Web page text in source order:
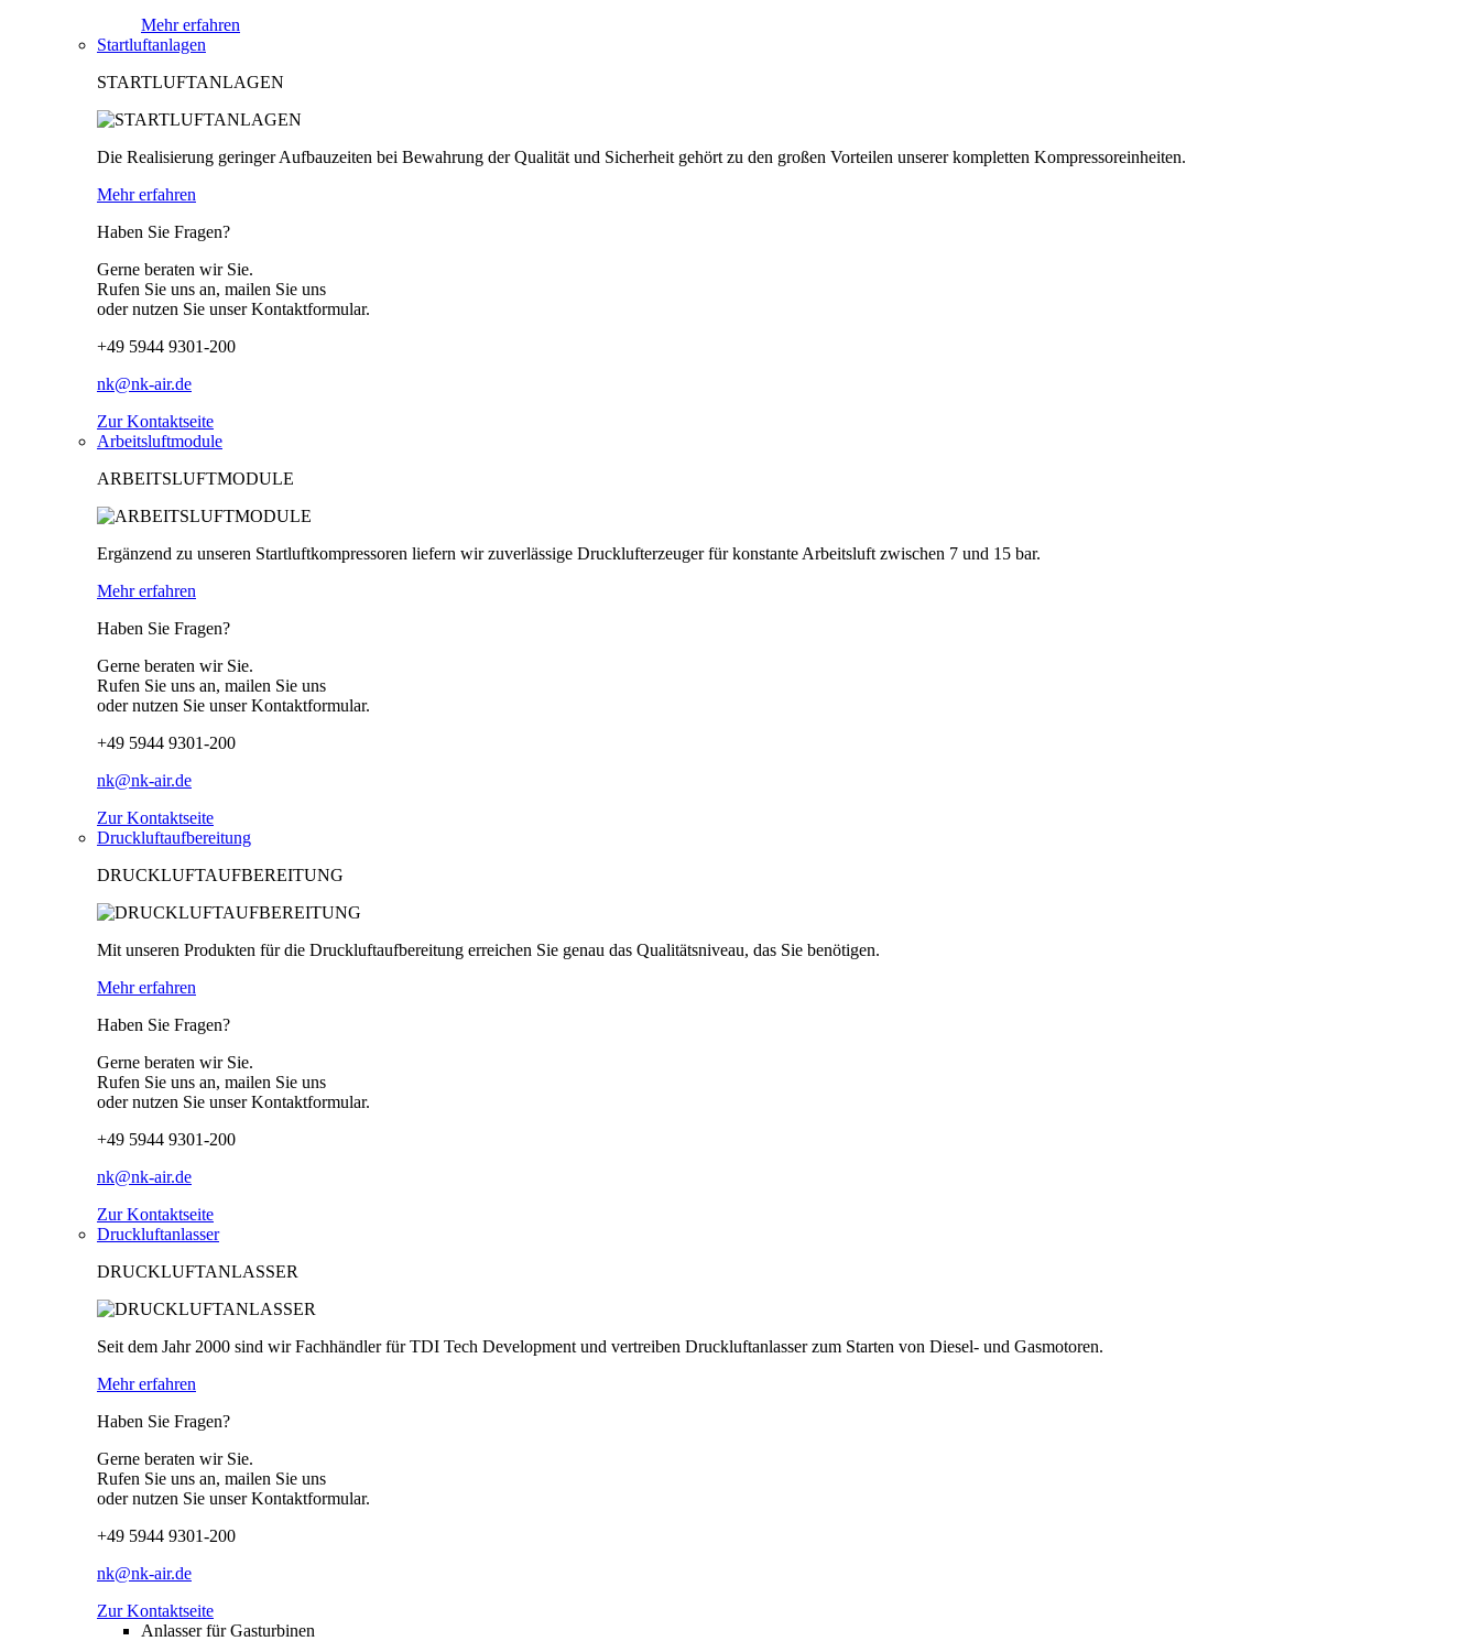
Mehr erfahren
Startluftanlagen
STARTLUFTANLAGEN
Die Realisierung geringer Aufbauzeiten bei Bewahrung der Qualität und Sicherheit gehört zu den großen Vorteilen unserer kompletten Kompressoreinheiten.
Mehr erfahren
Haben Sie Fragen?
Gerne beraten wir Sie.
Rufen Sie uns an, mailen Sie uns
oder nutzen Sie unser Kontaktformular.
+49 5944 9301-200
nk@nk-air.de
Zur Kontaktseite
Arbeitsluftmodule
ARBEITSLUFTMODULE
Ergänzend zu unseren Startluftkompressoren liefern wir zuverlässige Drucklufterzeuger für konstante Arbeitsluft zwischen 7 und 15 bar.
Mehr erfahren
Haben Sie Fragen?
Gerne beraten wir Sie.
Rufen Sie uns an, mailen Sie uns
oder nutzen Sie unser Kontaktformular.
+49 5944 9301-200
nk@nk-air.de
Zur Kontaktseite
Druckluftaufbereitung
DRUCKLUFTAUFBEREITUNG
Mit unseren Produkten für die Druckluftaufbereitung erreichen Sie genau das Qualitätsniveau, das Sie benötigen.
Mehr erfahren
Haben Sie Fragen?
Gerne beraten wir Sie.
Rufen Sie uns an, mailen Sie uns
oder nutzen Sie unser Kontaktformular.
+49 5944 9301-200
nk@nk-air.de
Zur Kontaktseite
Druckluftanlasser
DRUCKLUFTANLASSER
Seit dem Jahr 2000 sind wir Fachhändler für TDI Tech Development und vertreiben Druckluftanlasser zum Starten von Diesel- und Gasmotoren.
Mehr erfahren
Haben Sie Fragen?
Gerne beraten wir Sie.
Rufen Sie uns an, mailen Sie uns
oder nutzen Sie unser Kontaktformular.
+49 5944 9301-200
nk@nk-air.de
Zur Kontaktseite
Anlasser für Gasturbinen